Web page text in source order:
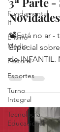
Fundamental
II
Ensino
Médio
Pastoral
Esportes
Turno
Integral
Tecnologia
Educacional
📽Está no ar -
Especial
do INFANTIL.
um assunto